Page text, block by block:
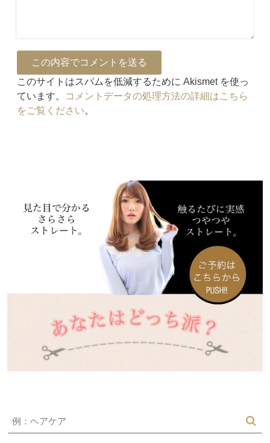
このサイトはスパムを低減するために Akismet を使っ
ています。
コメントデータの処理方法の詳細はこちら
をご覧ください。